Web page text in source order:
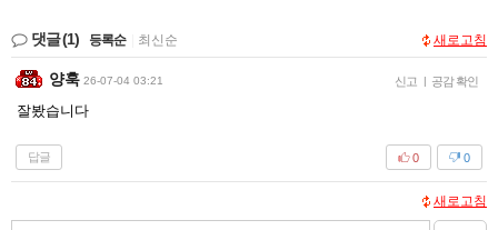
댓글(1) 등록순 최신순 새로고침
양훅 26-07-04 03:21 신고 | 공감 확인
잘봤습니다
답글 0
0
새로고침